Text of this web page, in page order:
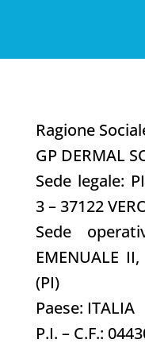
Ragione
GP DERMAL
Sede legale:
3 – 37122
Sede
EMENUALE
(PI)
Paese: ITALIA
P.I. – C.F.: